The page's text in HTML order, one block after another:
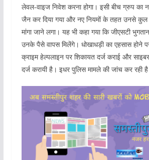
लेवल-वाइज निवेश करना होगा। इसी बीच ग्रुप का
जैन कर दिया गया और नए नियमों के तहत उनसे कुल
मांगा जाने लगा। यह भी कहा गया कि जीएसटी
उनके पैसे वापस मिलेंगे। धोखाधड़ी का एहसास होने
क्राइम हेल्पलाइन पर शिकायत दर्ज कराई और साइबर
दर्ज करायी है। इधर पुलिस मामले की जांच कर रही